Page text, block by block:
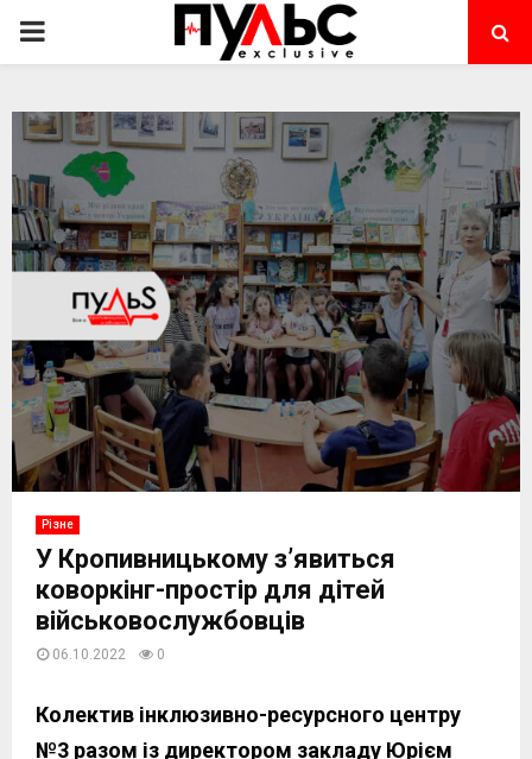
PRIMARY
Різне
У Кропивницькому з’явиться
коворкінг-простір для дітей
військовослужбовців
06.10.2022 0
Колектив інклюзивно-ресурсного центру
№3 разом із директором закладу Юрієм